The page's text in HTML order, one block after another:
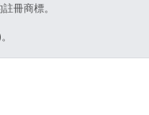
冊商標。